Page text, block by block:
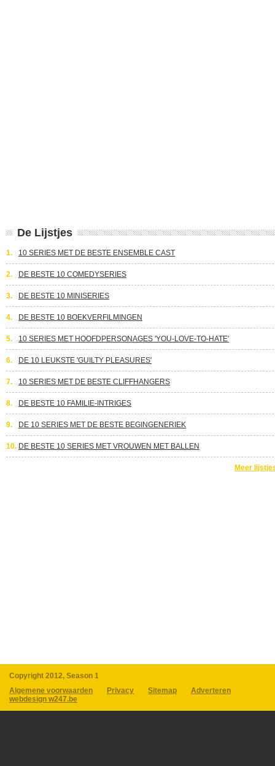
De Lijstjes
1. 10 SERIES MET DE BESTE ENSEMBLE CAST
2. DE BESTE 10 COMEDYSERIES
3. DE BESTE 10 MINISERIES
4. DE BESTE 10 BOEKVERFILMINGEN
5. 10 SERIES MET HOOFDPERSONAGES 'YOU-LOVE-TO-HATE'
6. DE 10 LEUKSTE 'GUILTY PLEASURES'
7. 10 SERIES MET DE BESTE CLIFFHANGERS
8. DE BESTE 10 FAMILIE-INTRIGES
9. DE 10 SERIES MET DE BESTE BEGINGENERIEK
10. DE BESTE 10 SERIES MET VROUWEN MET BALLEN
Meer
Copyright 2012, Season 1
Algemene voorwaarden
Privacy Sitemap
Adverteren
webdesign w247.be